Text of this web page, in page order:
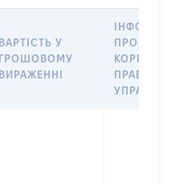
ВАРТІСТЬ У
ГРОШОВОМУ
ВИРАЖЕННІ
ПРО
ПРАВ В